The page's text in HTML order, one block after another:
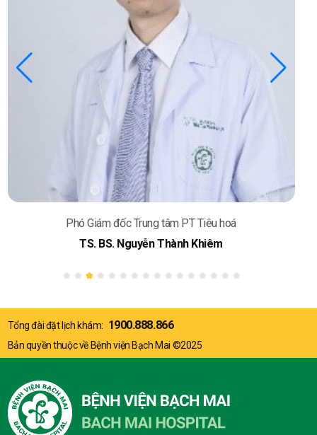
Phó Giám đốc Trung tâm PT Tiêu hoá
TS. BS. Nguyễn Thành Khiêm
Tổng đài đặt lịch khám: 1900.888.866
Bản quyền thuộc về Bệnh viện Bạch Mai ©2025